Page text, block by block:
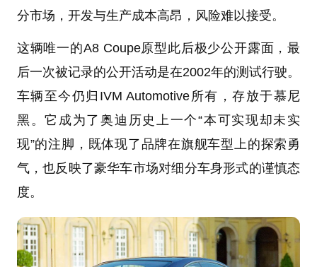
分市场，开发与生产成本高昂，风险难以接受。
这辆唯一的A8 Coupe原型此后极少公开露面，最
后一次被记录的公开活动是在2002年的测试行驶。
车辆至今仍归IVM Automotive所有，存放于慕尼
黑。它成为了奥迪历史上一个“本可实现却未实
现”的注脚，既体现了品牌在旗舰车型上的探索勇
气，也反映了豪华车市场对细分车身形式的谨慎态
度。